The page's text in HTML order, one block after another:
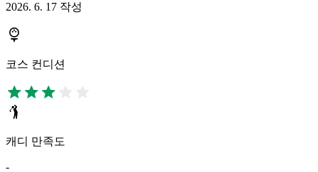
2026. 6. 17 작성
코스 컨디션
캐디 만족도
-